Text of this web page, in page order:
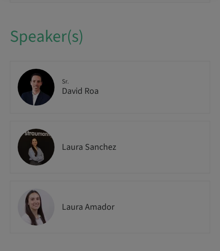
Speaker(s)
Sr.
David Roa
Laura Sanchez
Laura Amador